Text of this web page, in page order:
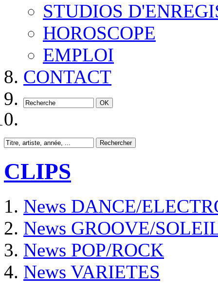
STUDIOS
HOROSCOPE
EMPLOI
CONTACT
CLIPS
News DANCE/
News GROOVE/
News POP/ROCK
News VARIETES